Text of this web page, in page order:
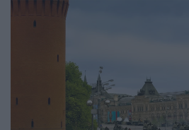
irodaházban, ahol a hűtés